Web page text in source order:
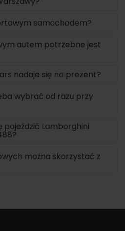
samochodem?
autem potrzebne jest
nadaje się na prezent?
wybrać od razu przy
pojeździć Lamborghini
można skorzystać z